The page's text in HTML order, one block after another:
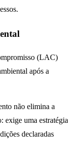
(LAC)
após a
não elimina a
exige uma estratégia
declaradas